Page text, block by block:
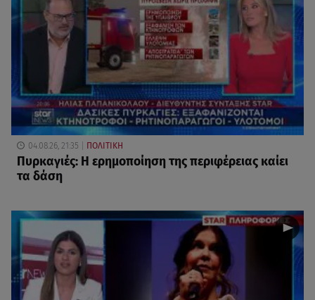
04.08.26, 21:35 ΠΟΛΙΤΙΚΗ
Πυρκαγιές: Η ερημοποίηση της περιφέρειας καίει
τα δάση